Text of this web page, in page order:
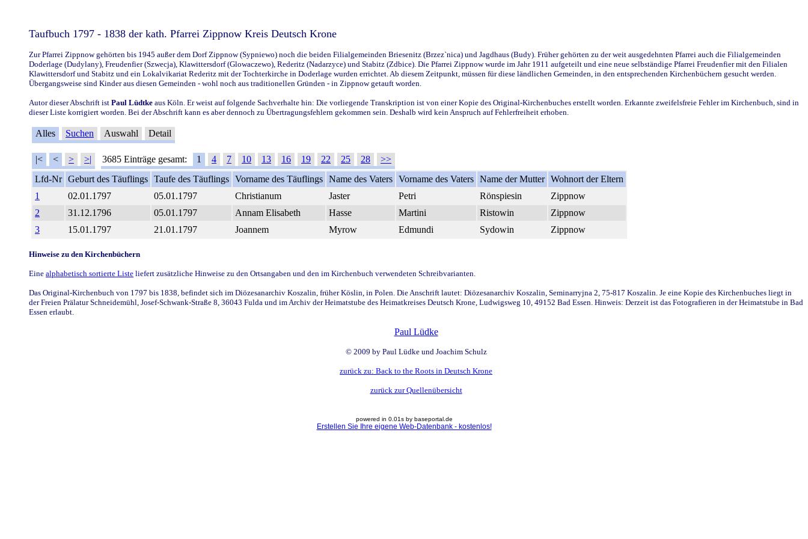
Taufbuch 1797 - 1838 der kath. Pfarrei Zippnow Kreis Deutsch Krone
Zur Pfarrei Zippnow gehörten bis 1945 außer dem Dorf Zippnow (Sypniewo) noch die beiden Filialgemeinden Briesenitz (Brzez`nica) und Jagdhaus (Budy). Früher gehörten zu der weit ausgedehnten Pfarrei auch die Filialgemeinden
Doderlage (Dudylany), Freudenfier (Szwecja), Klawittersdorf (Glowaczewo), Rederitz (Nadarzyce) und Stabitz (Zdbice). Die Pfarrei Zippnow wurde im Jahr 1911 aufgeteilt und eine neue selbständige Pfarrei Freudenfier mit den Filialen
Klawittersdorf und Stabitz und ein Lokalvikariat Rederitz mit der Tochterkirche in Doderlage wurden errichtet. Ab diesem Zeitpunkt, müssen für diese ländlichen Gemeinden, in den entsprechenden Kirchenbüchern gesucht werden.
Übergangsweise sind Kinder aus diesen Gemeinden - wohl noch aus traditionellen Gründen - in Zippnow getauft worden.
Autor dieser Abschrift ist Paul Lüdtke aus Köln. Er weist auf folgende Sachverhalte hin: Die vorliegende Transkription ist von einer Kopie des Original-Kirchenbuches erstellt worden. Erkannte zweifelsfreie Fehler im Kirchenbuch, sind in
dieser Liste korrigiert worden. Bei der Abschrift kann es aber dennoch zu Übertragungsfehlern gekommen sein. Deshalb wird kein Anspruch auf Fehlerfreiheit erhoben.
Alles Suchen Auswahl Detail
|< < > >| 3685 Einträge gesamt: 1 4 7 10 13 16 19 22 25 28
>>
Lfd-Nr Geburt des Täuflings Taufe des Täuflings Vorname des Täuflings Name des Vaters Vorname des Vaters Name der Mutter Wohnort der Eltern
1
02.01.1797 05.01.1797 Christianum Jaster Petri Rönspiesin
Zippnow
2
31.12.1796 05.01.1797 Annam Elisabeth Hasse Martini Ristowin
Zippnow
3
15.01.1797 21.01.1797 Joannem Myrow Edmundi Sydowin Zippnow
Hinweise zu den Kirchenbüchern
Eine alphabetisch sortierte Liste liefert zusätzliche Hinweise zu den Ortsangaben und den im Kirchenbuch verwendeten Schreibvarianten.
Das Original-Kirchenbuch von 1797 bis 1838, befindet sich im Diözesanarchiv Koszalin, früher Köslin, in Polen. Die Anschrift lautet: Diözesanarchiv Koszalin, Seminarryjna 2, 75-817 Koszalin. Je eine Kopie des Kirchenbuches liegt in
der Freien Prälatur Schneidemühl, Josef-Schwank-Straße 8, 36043 Fulda und im Archiv der Heimatstube des Heimatkreises Deutsch Krone, Ludwigsweg 10, 49152 Bad Essen. Hinweis: Derzeit ist das Fotografieren in der Heimatstube in Bad
Essen erlaubt.
Paul Lüdke
© 2009 by Paul Lüdke und Joachim Schulz
zurück zu: Back to the Roots in Deutsch Krone
zurück zur Quellenübersicht
powered in 0.01s by baseportal.de
Erstellen Sie Ihre eigene Web-Datenbank - kostenlos!